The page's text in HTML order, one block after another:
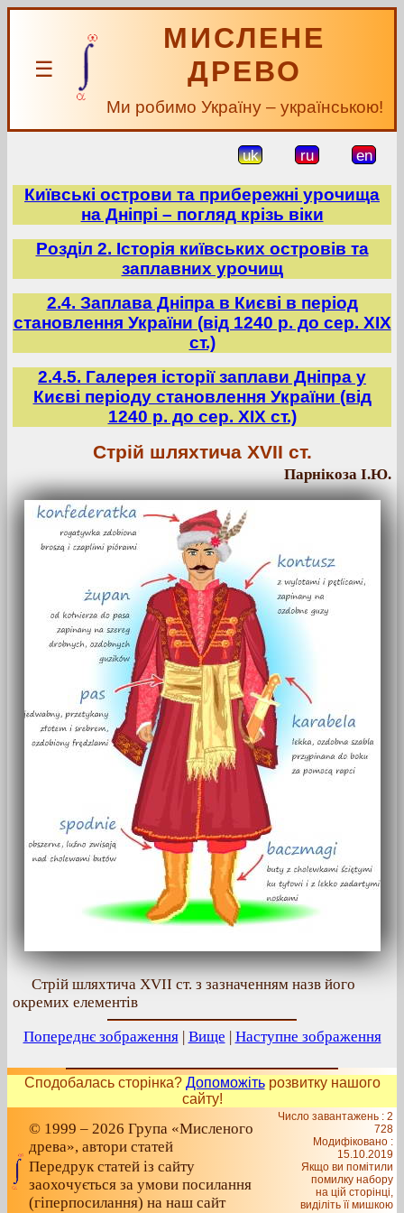
☰
МИСЛЕНЕ
ДРЕВО
Ми робимо Україну – українською!
uk ru en
Київські острови та прибережні урочища
на Дніпрі – погляд крізь віки
Розділ 2. Історія київських островів та
заплавних урочищ
2.4. Заплава Дніпра в Києві в період
становлення України (від 1240 р. до сер. ХІХ
ст.)
2.4.5. Галерея історії заплави Дніпра у
Києві періоду становлення України (від
1240 р. до сер. ХІХ ст.)
Стрій шляхтича XVII ст.
Парнікоза І.Ю.
Стрій шляхтича XVII ст. з зазначенням назв його
окремих елементів
Попереднє зображення| Вище | Наступне зображення
Сподобалась сторінка? Допоможітьрозвитку нашого
сайту!
© 1999 – 2026 Група «Мисленого
древа», автори статей
Передрук статей із сайту
заохочується за умови посилання
(гіперпосилання) на наш сайт
Число завантажень : 2
728
Модифіковано :
15.10.2019
Якщо ви помітили
помилку набору
на цiй сторiнцi,
видiлiть її мишкою